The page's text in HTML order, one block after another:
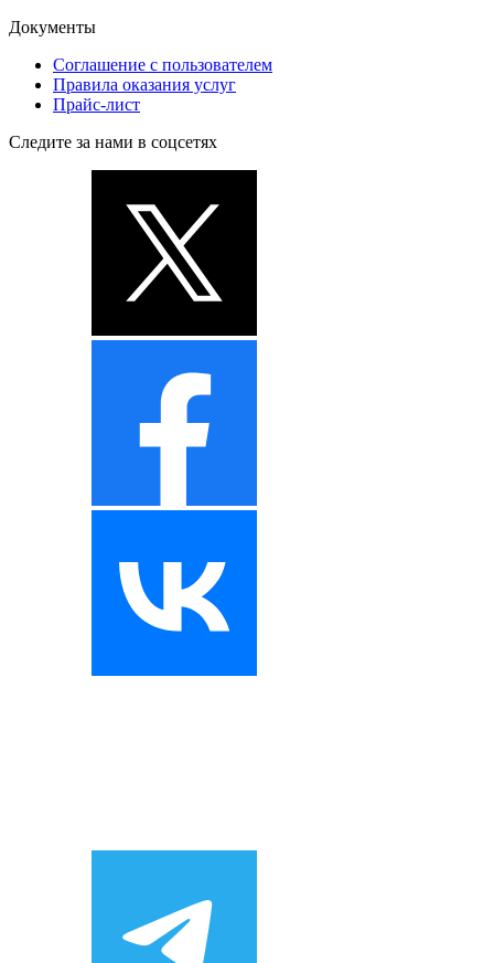
Документы
Соглашение с пользователем
Правила оказания услуг
Прайс-лист
Следите за нами в соцсетях